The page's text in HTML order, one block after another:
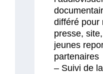
différé pour
presse,
jeunes
partenaires
– Suivi de